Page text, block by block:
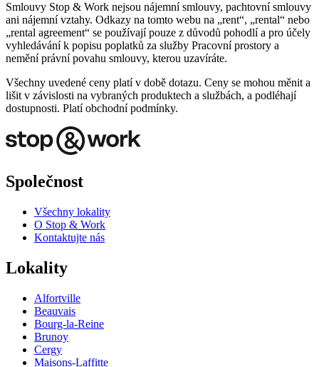
Smlouvy Stop & Work nejsou nájemní smlouvy, pachtovní smlouvy
ani nájemní vztahy. Odkazy na tomto webu na „rent“, „rental“ nebo
„rental agreement“ se používají pouze z důvodů pohodlí a pro účely
vyhledávání k popisu poplatků za služby Pracovní prostory a
nemění právní povahu smlouvy, kterou uzavíráte.
Všechny uvedené ceny platí v době dotazu. Ceny se mohou měnit a
lišit v závislosti na vybraných produktech a službách, a podléhají
dostupnosti. Platí obchodní podmínky.
Společnost
Všechny lokality
O Stop & Work
Kontaktujte nás
Lokality
Alfortville
Beauvais
Bourg-la-Reine
Brunoy
Cergy
Maisons-Laffitte